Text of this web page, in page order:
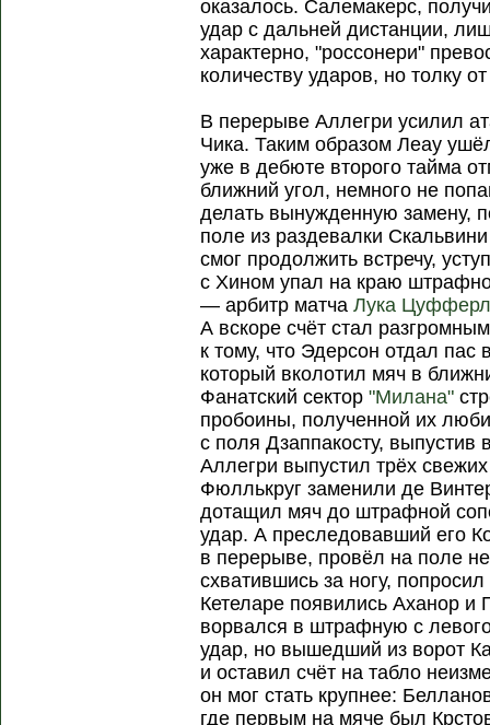
оказалось. Салемакерс,
удар с дальней дистанции,
характерно, "россонери"
количеству ударов, но толку
В перерыве Аллегри усилил
Чика. Таким образом Леау
уже в дебюте второго тайма
ближний угол, немного не
делать вынужденную замену,
поле из раздевалки
смог продолжить встречу,
с Хином упал на краю
— арбитр матчаЛука
А вскоре счёт стал
к тому, что Эдерсон отдал
который вколотил мяч в
Фанатский сектор"Милана"
пробоины, полученной их
с поля Дзаппакосту, выпустив
Аллегри выпустил трёх
Фюллькруг заменили де
дотащил мяч до штрафной
удар. А преследовавший его
в перерыве, провёл на поле
схватившись за ногу,
Кетеларе появились Аханор и
ворвался в штрафную с
удар, но вышедший из ворот
и оставил счёт на табло
он мог стать крупнее:
где первым на мяче был